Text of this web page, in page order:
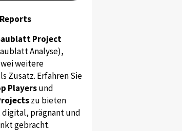
Project
Analyse),
weitere
Zusatz. Erfahren Sie
Playersund
zu bieten
digital, prägnant und
gebracht.